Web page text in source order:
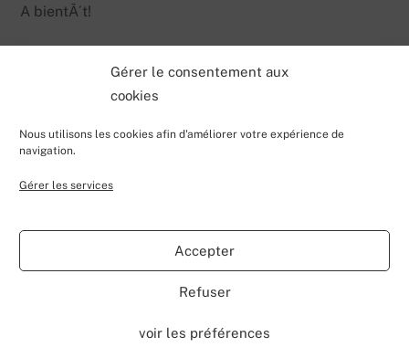
Gérer le consentement aux
cookies
Nous utilisons les cookies afin d'améliorer votre expérience de
navigation.
Gérer les services
Accepter
Refuser
voir les préférences
A bientÃ´t!
To
Top
Valentin Lecerf's Blog
Home Blog Contributions My Projects
Contact
Valentin Lecerf's Blog2026